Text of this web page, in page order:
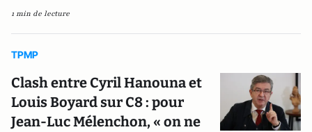
1 min de lecture
TPMP
Clash entre Cyril Hanouna et
Louis Boyard sur C8 : pour
Jean-Luc Mélenchon, « on ne